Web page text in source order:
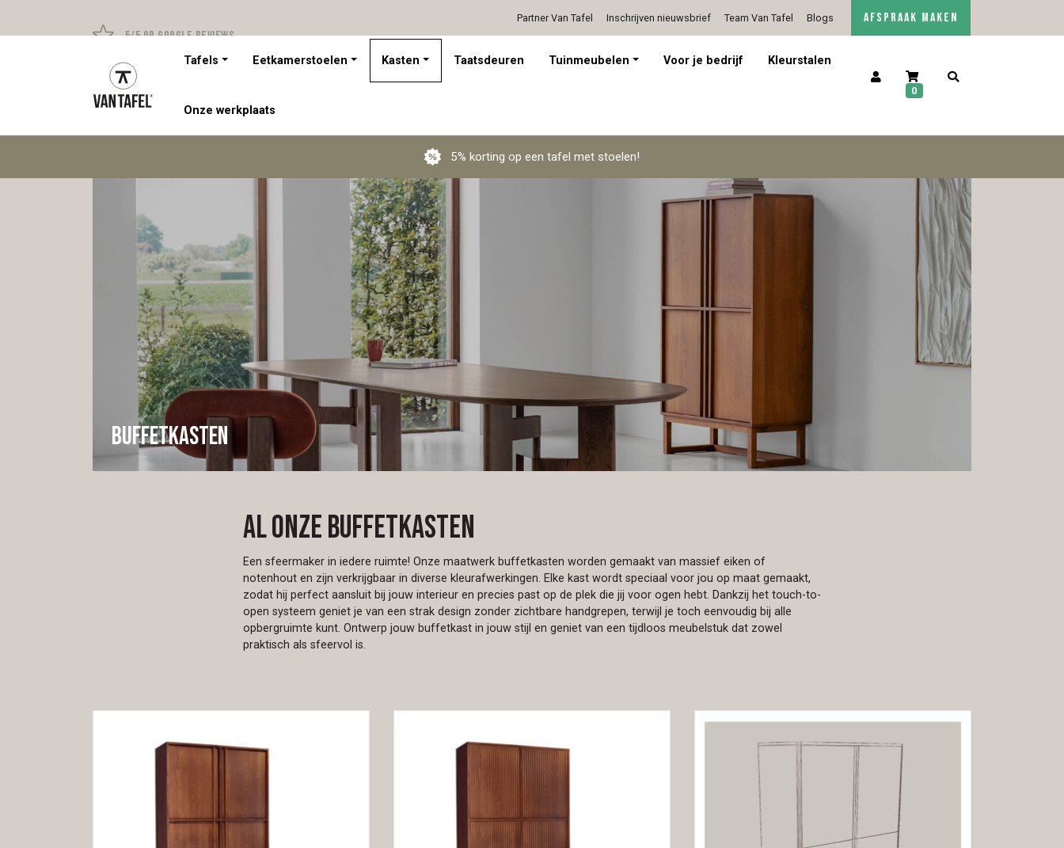
5/5 op Google Reviews Persoonlijk advies op afspraak 5/5 op Google Reviews
Partner Van Tafel Inschrijven nieuwsbrief Team Van Tafel Blogs
Contact
AFSPRAAK MAKEN
Tafels Eetkamerstoelen Kasten Taatsdeuren Tuinmeubelen Voor je bedrijf Kleurstalen
Onze werkplaats
0
5% korting op een tafel met stoelen!
Buffetkasten
Al onze buffetkasten
Een sfeermaker in iedere ruimte! Onze maatwerk buffetkasten worden gemaakt van massief eiken of
notenhout en zijn verkrijgbaar in diverse kleurafwerkingen. Elke kast wordt speciaal voor jou op maat gemaakt,
zodat hij perfect aansluit bij jouw interieur en precies past op de plek die jij voor ogen hebt. Dankzij het touch-to-
open systeem geniet je van een strak design zonder zichtbare handgrepen, terwijl je toch eenvoudig bij alle
opbergruimte kunt. Ontwerp jouw buffetkast in jouw stijl en geniet van een tijdloos meubelstuk dat zowel
praktisch als sfeervol is.